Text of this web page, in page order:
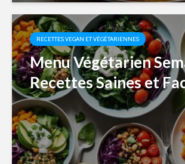
RECETTES VEGAN ET VÉGÉTARIENNES
Menu Végétarien
Recettes Saines et